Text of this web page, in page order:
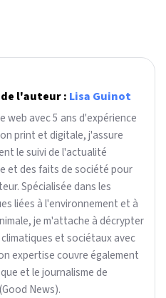
l'auteur : Lisa Guinot
web avec 5 ans d'expérience
print et digitale, j'assure
le suivi de l'actualité
et des faits de société pour
Spécialisée dans les
liées à l'environnement et à
je m'attache à décrypter
et sociétaux avec
expertise couvre également
et le journalisme de
News).